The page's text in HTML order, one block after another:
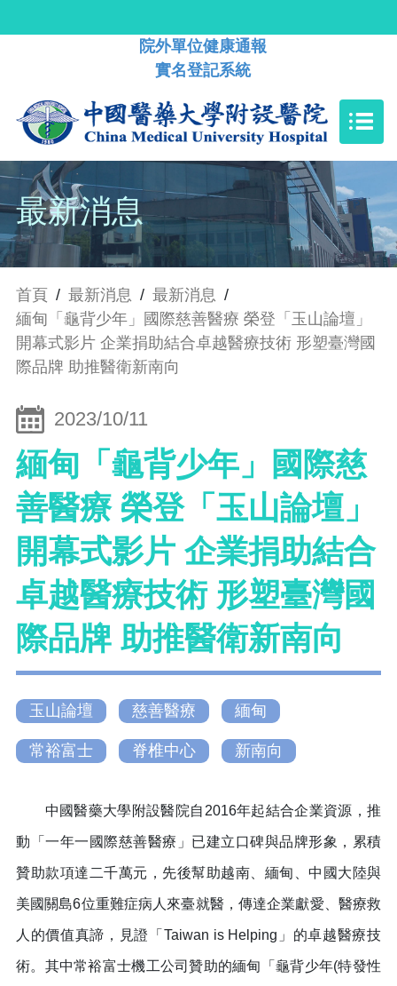
院外單位健康通報
實名登記系統
最新消息
首頁 / 最新消息 / 最新消息 /
緬甸「龜背少年」國際慈善醫療 榮登「玉山論壇」
開幕式影片 企業捐助結合卓越醫療技術 形塑臺灣國
際品牌 助推醫衛新南向
2023/10/11
緬甸「龜背少年」國際慈
善醫療 榮登「玉山論壇」
開幕式影片 企業捐助結合
卓越醫療技術 形塑臺灣國
際品牌 助推醫衛新南向
玉山論壇 慈善醫療 緬甸
常裕富士 脊椎中心 新南向
中國醫藥大學附設醫院自2016年起結合企業資源，推
動「一年一國際慈善醫療」已建立口碑與品牌形象，累積
贊助款項達二千萬元，先後幫助越南、緬甸、中國大陸與
美國關島6位重難症病人來臺就醫，傳達企業獻愛、醫療救
人的價值真諦，見證「Taiwan is Helping」的卓越醫療技
術。其中常裕富士機工公司贊助的緬甸「龜背少年(特發性